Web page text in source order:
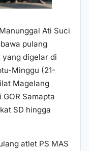
Ati Suci
pulang
yang digelar di
Minggu (21-
Magelang
Samapta
SD hingga
atlet PS MAS